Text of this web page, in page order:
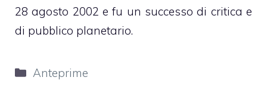
28 agosto 2002 e fu un successo di critica e
di pubblico planetario.
Categorie
Anteprime